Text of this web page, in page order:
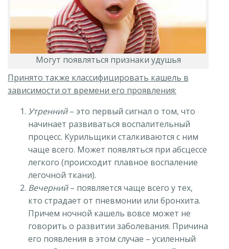
Могут появляться признаки удушья
Принято также классифицировать кашель в
зависимости от времени его проявления:
Утренний– это первый сигнал о том, что
начинает развиваться воспалительный
процесс. Курильщики сталкиваются с ним
чаще всего. Может появляться при абсцессе
легкого (происходит плавное воспаление
легочной ткани).
Вечерний– появляется чаще всего у тех,
кто страдает от пневмонии или бронхита.
Причем ночной кашель вовсе может не
говорить о развитии заболевания. Причина
его появления в этом случае – усиленный